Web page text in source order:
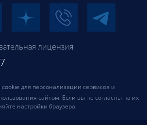
лицензия
для персонализации сервисов и
сайтом. Если вы не согласны на их
настройки браузера.